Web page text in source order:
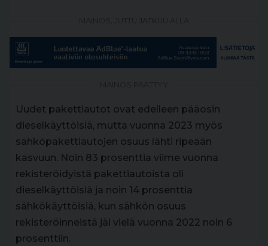
Uudet pakettiautot ovat edelleen pääosin
dieselkäyttöisiä, mutta vuonna 2023 myös
sähköpakettiautojen osuus lähti ripeään
kasvuun. Noin 83 prosenttia viime vuonna
rekisteröidyistä pakettiautoista oli
dieselkäyttöisiä ja noin 14 prosenttia
sähkökäyttöisiä, kun sähkön osuus
rekisteröinneistä jäi vielä vuonna 2022 noin 6
prosenttiin.